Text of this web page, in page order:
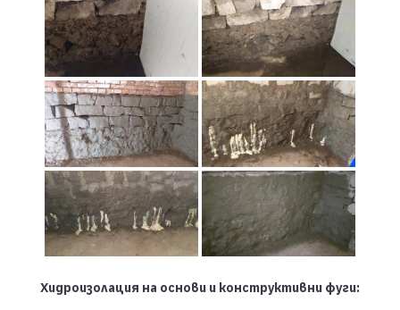
Хидроизолация на основи и конструктивни фуги: